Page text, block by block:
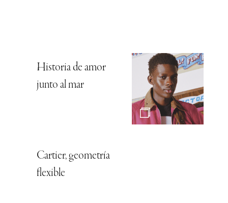
Historia de amor
junto al mar
Cartier, geometría
flexible